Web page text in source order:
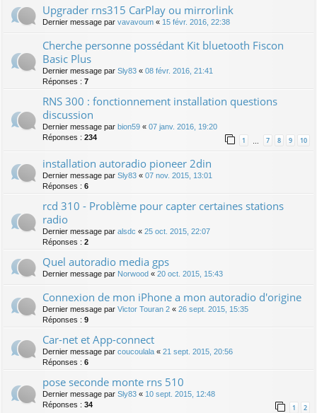
Upgrader rns315 CarPlay ou mirrorlink
Dernier message par vavavoum « 15 févr. 2016, 22:38
Cherche personne possédant Kit bluetooth Fiscon
Basic Plus
Dernier message par Sly83 « 08 févr. 2016, 21:41
Réponses : 7
RNS 300 : fonctionnement installation questions
discussion
Dernier message par bion59 « 07 janv. 2016, 19:20
Réponses : 234 1 7 8 9 10
installation autoradio pioneer 2din
Dernier message par Sly83 « 07 nov. 2015, 13:01
Réponses : 6
rcd 310 - Problème pour capter certaines stations
radio
Dernier message par alsdc « 25 oct. 2015, 22:07
Réponses : 2
Quel autoradio media gps
Dernier message par Norwood « 20 oct. 2015, 15:43
Connexion de mon iPhone a mon autoradio d'origine
Dernier message par Victor Touran 2 « 26 sept. 2015, 15:35
Réponses : 9
Car-net et App-connect
Dernier message par coucoulala « 21 sept. 2015, 20:56
Réponses : 6
pose seconde monte rns 510
Dernier message par Sly83 « 10 sept. 2015, 12:48
Réponses : 34 1 2